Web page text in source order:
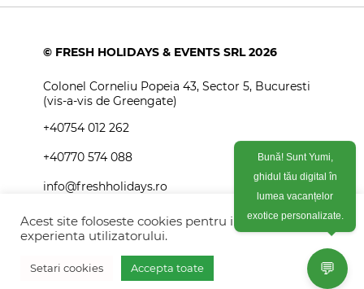
Vreau oferta personalizata
© FRESH HOLIDAYS & EVENTS SRL 2026
Colonel Corneliu Popeia 43, Sector 5, Bucuresti
(vis-a-vis de Greengate)
+40754 012 262
+40770 574 088
info@freshholidays.ro
Povestile noastre
Contact Fresh Holidays
Acest site foloseste cookies pentru imbunatati
experienta utilizatorului.
Setari cookies Accepta toate 💬
Bună! Sunt Yumi,
ghidul tău digital în
lumea vacanțelor
exotice personalizate.